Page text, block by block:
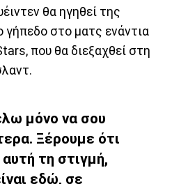
θα ηγηθεί της
γήπεδο στο ματς ενάντια
που θα διεξαχθεί στη
μόνο να σου
Ξέρουμε ότι
τη στιγμή,
εδώ, σε